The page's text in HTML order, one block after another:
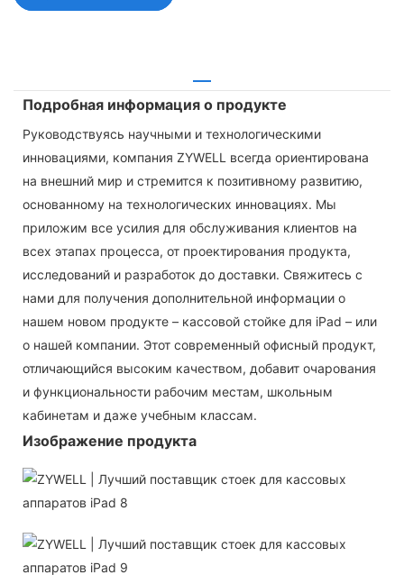
Подробная информация о продукте
Руководствуясь научными и технологическими
инновациями, компания ZYWELL всегда ориентирована
на внешний мир и стремится к позитивному развитию,
основанному на технологических инновациях. Мы
приложим все усилия для обслуживания клиентов на
всех этапах процесса, от проектирования продукта,
исследований и разработок до доставки. Свяжитесь с
нами для получения дополнительной информации о
нашем новом продукте – кассовой стойке для iPad – или
о нашей компании. Этот современный офисный продукт,
отличающийся высоким качеством, добавит очарования
и функциональности рабочим местам, школьным
кабинетам и даже учебным классам.
Изображение продукта